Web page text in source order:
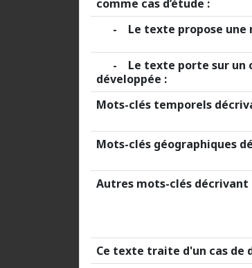
comme cas d’étude :
- Le texte propose une
- Le texte porte sur un
développée :
Mots-clés temporels
Mots-clés géographiques
Autres mots-clés décrivant
Ce texte traite d'un cas de